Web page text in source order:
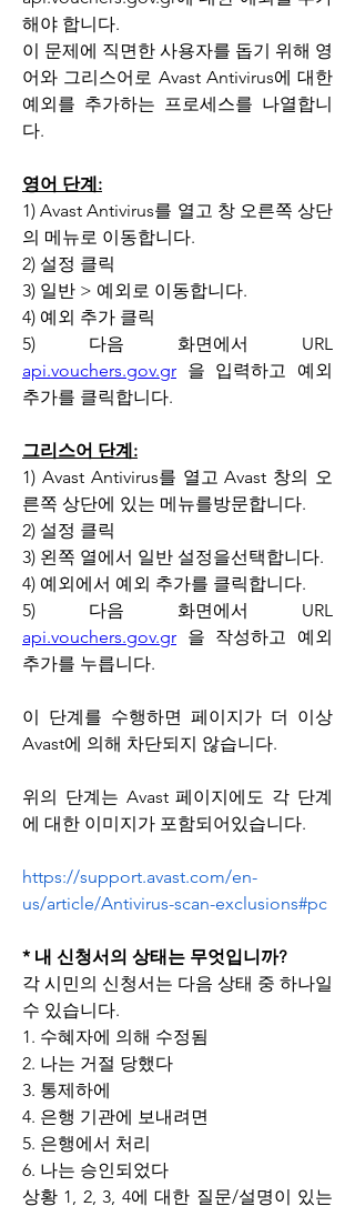
해야 합니다.
이 문제에 직면한 사용자를 돕기 위해 영
어와 그리스어로 Avast Antivirus에 대한
예외를 추가하는 프로세스를 나열합니
다.
영어 단계:
1) Avast Antivirus를 열고 창 오른쪽 상단
의 메뉴로 이동합니다.
2) 설정 클릭
3) 일반 > 예외로 이동합니다.
4) 예외 추가 클릭
api.vouchers.gov.gr 을 입력하고 예외
추가를 클릭합니다.
그리스어 단계:
1) Avast Antivirus를 열고 Avast 창의 오
른쪽 상단에 있는 메뉴를방문합니다.
2) 설정 클릭
3) 왼쪽 열에서 일반 설정을선택합니다.
4) 예외에서 예외 추가를 클릭합니다.
api.vouchers.gov.gr 을 작성하고 예외
추가를 누릅니다.
이 단계를 수행하면 페이지가 더 이상
Avast에 의해 차단되지 않습니다.
위의 단계는 Avast 페이지에도 각 단계
에 대한 이미지가 포함되어있습니다.
https://support.avast.com/en-
us/article/Antivirus-scan-exclusions#pc
* 내 신청서의 상태는 무엇입니까?
각 시민의 신청서는 다음 상태 중 하나일
수 있습니다.
1. 수혜자에 의해 수정됨
2. 나는 거절 당했다
3. 통제하에
4. 은행 기관에 보내려면
5. 은행에서 처리
6. 나는 승인되었다
상황 1, 2, 3, 4에 대한 질문/설명이 있는